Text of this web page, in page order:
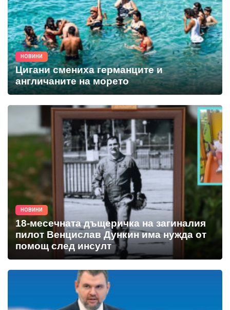
НОВИНИ
Цигани смениха германците и
англичаните на морето
НОВИНИ
18-месечната дъщеричка на загиналия
пилот Венцислав Дункин има нужда от
помощ след инсулт